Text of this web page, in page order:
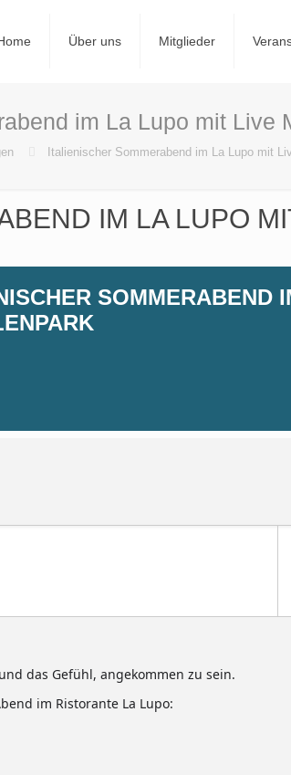
Über uns Mitglieder
im La Lupo mit Live
Italienischer Sommerabend im La Lupo mit
IM LA LUPO
SOMMERABEND
das Gefühl, angekommen zu sein.
im Ristorante La Lupo: